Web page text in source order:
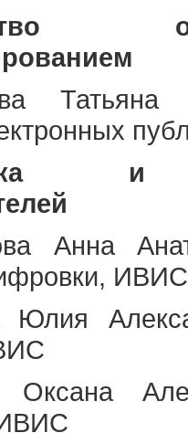
Татьяна
и
Анна
ИВИС
Юлия
Оксана
ИВИС